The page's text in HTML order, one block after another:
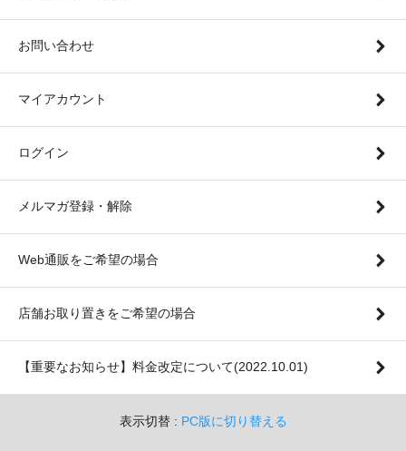
お問い合わせ
マイアカウント
ログイン
メルマガ登録・解除
Web通販をご希望の場合
店舗お取り置きをご希望の場合
【重要なお知らせ】料金改定について(2022.10.01)
表示切替 : PC版に切り替える